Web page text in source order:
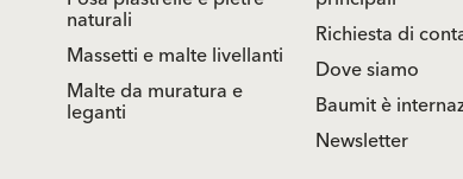
naturali
Massetti e malte livellanti
Malte da muratura e
leganti
Richiesta di
Dove siamo
Baumit è
Newsletter